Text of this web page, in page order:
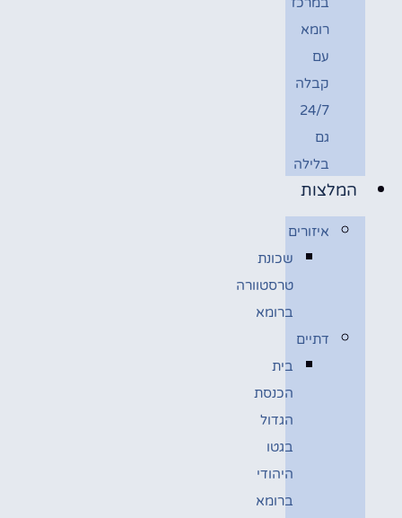
רומא
עם
קבלה
24/7
גם
בלילה
המלצות
איזורים
שכונת
טרסטוורה
ברומא
דתיים
בית
הכנסת
הגדול
בגטו
היהודי
ברומא